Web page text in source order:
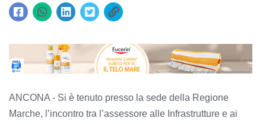
ANCONA - Si è tenuto presso la sede della Regione
Marche, l’incontro tra l’assessore alle Infrastrutture e ai